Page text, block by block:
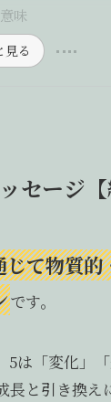
味
見る
セージ【
て物質
です。
は「変化」
と引き換